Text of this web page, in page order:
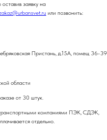
заявку на
или позвонить:
Пристань, д.15А, помещ 36-39
области
от 30 штук.
компаниями ПЭК, СДЭК,
отдельно.